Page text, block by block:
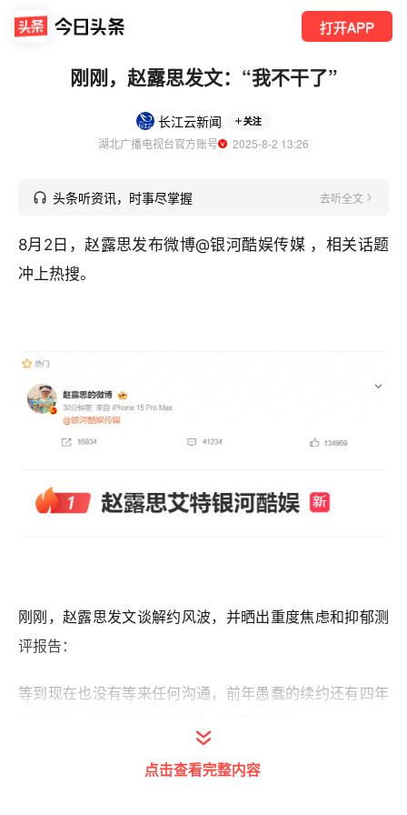
打开APP
刚刚，赵露思发文：“我不干了”
长江云新闻 关注
湖北广播电视台官方账号
  2025-8-2 13:26
头条听资讯，时事尽掌握 去听全文
8月2日，赵露思发布微博@银河酷娱传媒 ，相关话题
冲上热搜。
刚刚，赵露思发文谈解约风波，并晒出重度焦虑和抑郁测
评报告：
等到现在也没有等来任何沟通，前年愚蠢的续约还有四年
因为意外生病只能被迫取消掉一部分品牌代言，减少拍摄
点击查看完整内容